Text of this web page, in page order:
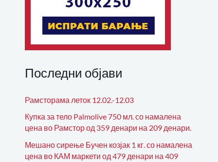
Последни објави
Рамсторама леток 12.02.-12.03
Купка за тело Palmolive 750 мл. со намалена
цена во Рамстор од 359 денари на 209 денари.
Мешано сирење Бучен козјак 1 кг. со намалена
цена во КАМ маркети од 479 денари на 409